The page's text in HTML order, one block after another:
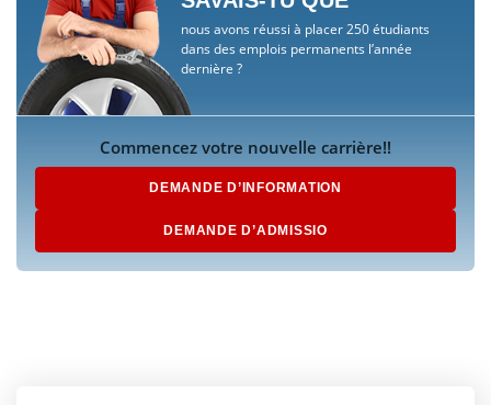
nous avons réussi à placer 250 étudiants
dans des emplois permanents l’année
dernière ?
Commencez votre nouvelle carrière!!
DEMANDE D’INFORMATION
DEMANDE D’ADMISSIO